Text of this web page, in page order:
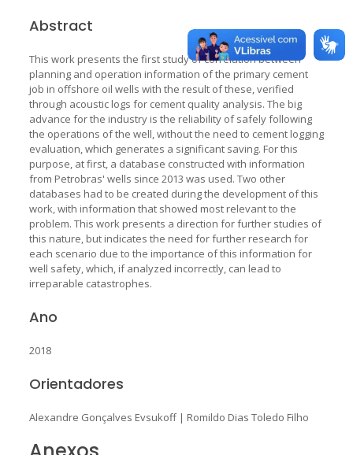
Abstract
This work presents the first study of correlation between
planning and operation information of the primary cement
job in offshore oil wells with the result of these, verified
through acoustic logs for cement quality analysis. The big
advance for the industry is the reliability of safely following
the operations of the well, without the need to cement logging
evaluation, which generates a significant saving. For this
purpose, at first, a database constructed with information
from Petrobras' wells since 2013 was used. Two other
databases had to be created during the development of this
work, with information that showed most relevant to the
problem. This work presents a direction for further studies of
this nature, but indicates the need for further research for
each scenario due to the importance of this information for
well safety, which, if analyzed incorrectly, can lead to
irreparable catastrophes.
Ano
2018
Orientadores
Alexandre Gonçalves Evsukoff| Romildo Dias Toledo Filho